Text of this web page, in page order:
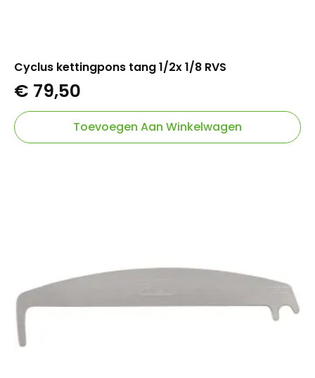
Cyclus kettingpons tang 1/2x 1/8 RVS
€ 79,50
Toevoegen Aan Winkelwagen